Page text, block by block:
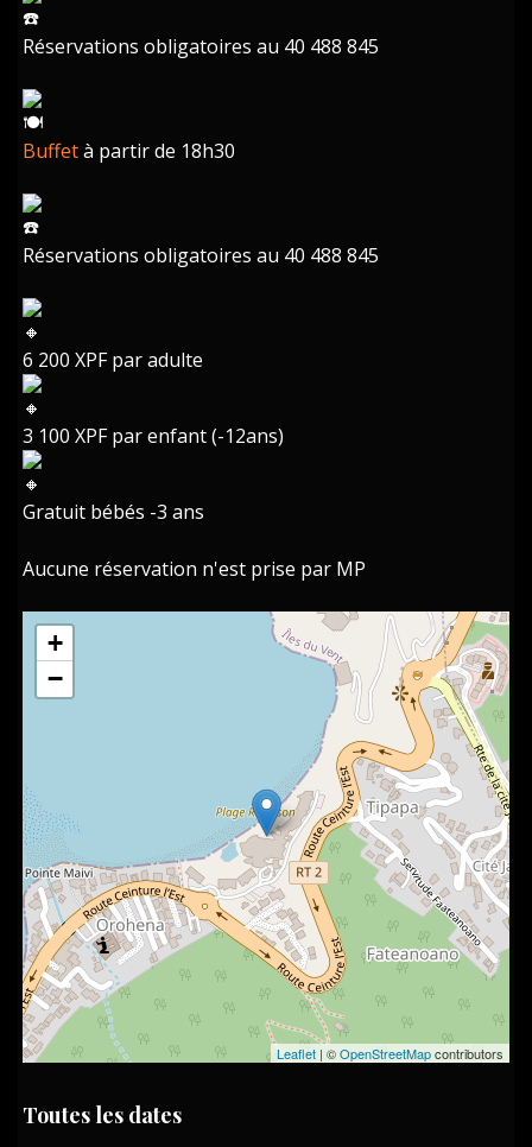
Réservations obligatoires au 40 488 845
Buffetà partir de 18h30
Réservations obligatoires au 40 488 845
6 200 XPF par adulte
3 100 XPF par enfant (-12ans)
Gratuit bébés -3 ans
Aucune réservation n'est prise par MP
+
−
Leaflet| ©OpenStreetMapcontributors
Toutes les dates